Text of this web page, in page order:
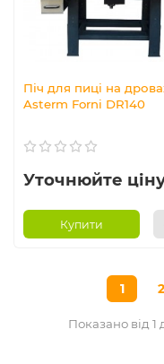
Піч для пиці на
Asterm Forni DR140
Уточнюйте
Купити
1 2
Показано від 1